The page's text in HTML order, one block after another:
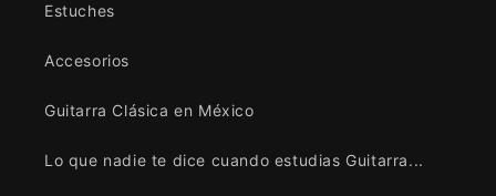
Estuches
Accesorios
Guitarra Clásica en México
Lo que nadie te dice cuando estudias Guitarra...